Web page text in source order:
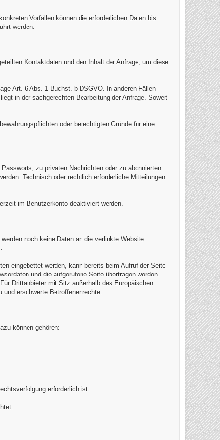
Vorfällen können die erforderlichen Daten bis
werden.
Kontaktdaten und den Inhalt der Anfrage, um diese
Art. 6 Abs. 1 Buchst. b DSGVO. In anderen Fällen
in der sachgerechten Bearbeitung der Anfrage. Soweit
oder berechtigten Gründe für eine
zu privaten Nachrichten oder zu abonnierten
Technisch oder rechtlich erforderliche Mitteilungen
im Benutzerkonto deaktiviert werden.
noch keine Daten an die verlinkte Website
eingebettet werden, kann bereits beim Aufruf der Seite
und die aufgerufene Seite übertragen werden.
Drittanbieter mit Sitz außerhalb des Europäischen
erschwerte Betroffenenrechte.
können gehören:
erforderlich ist